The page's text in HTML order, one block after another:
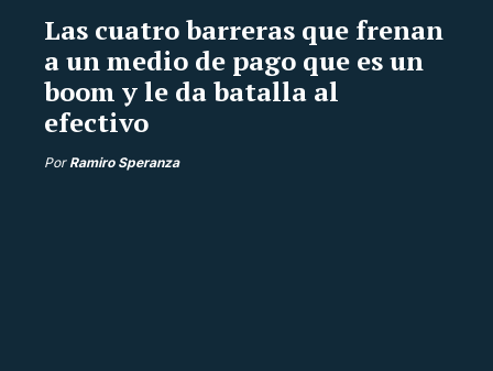
Las cuatro barreras que frenan
a un medio de pago que es un
boom y le da batalla al
efectivo
Por Ramiro Speranza